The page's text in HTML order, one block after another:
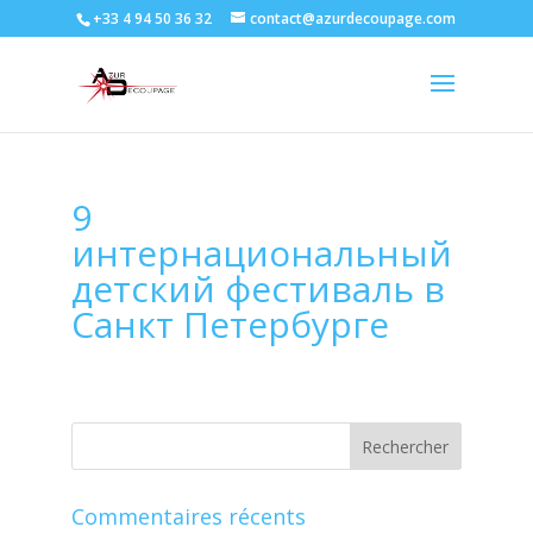
+33 4 94 50 36 32 contact@azurdecoupage.com
9
интернациональный
детский фестиваль в
Санкт Петербурге
Commentaires récents